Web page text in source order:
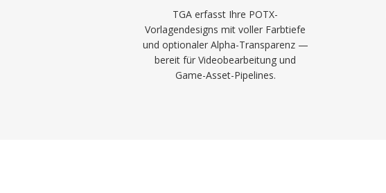
TGA erfasst Ihre POTX-
Vorlagendesigns mit voller Farbtiefe
und optionaler Alpha-Transparenz —
bereit für Videobearbeitung und
Game-Asset-Pipelines.